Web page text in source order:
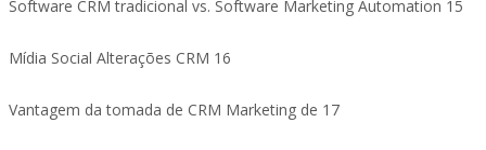
Software CRM tradicional vs. Software Marketing Automation 15
Mídia Social Alterações CRM 16
Vantagem da tomada de CRM Marketing de 17